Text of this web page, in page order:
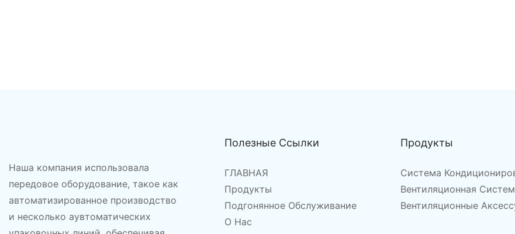
Наша компания использовала
передовое оборудование, такое как
автоматизированное производство
и несколько аувтоматических
Полезные Ссылки
ГЛАВНАЯ
Продукты
Подгонянное Обслуживание
О Нас
Продукты
Система
Вентиляционная
Вентиляционные